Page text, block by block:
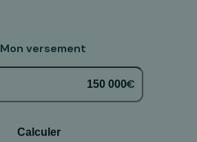
Mon versement
€
Calculer